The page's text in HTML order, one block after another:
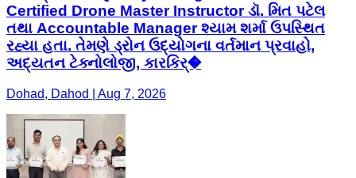
Certified Drone Master Instructor ડૉ. મિત પટેલ
તથા Accountable Manager શ્યામ શર્મા ઉપસ્થિત
રહ્યા હતા. તેમણે ડ્રોન ઉદ્યોગના વર્તમાન પ્રવાહો,
અદ્યતન ટેક્નોલોજી, કારકિર્�
Dohad, Dahod | Aug 7, 2026